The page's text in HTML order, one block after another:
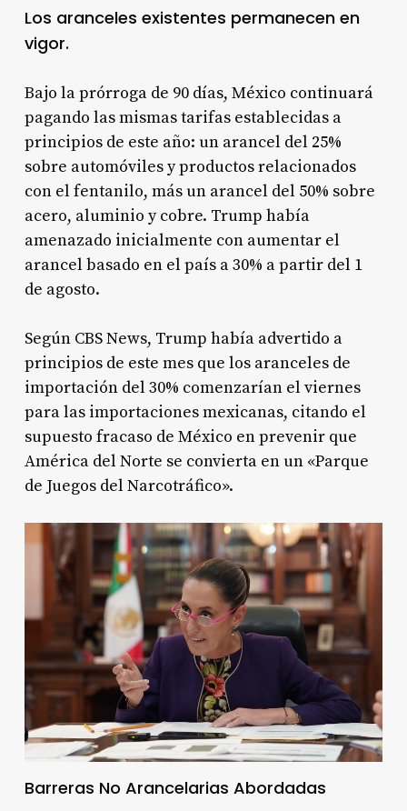
Los aranceles existentes permanecen en
vigor.
Bajo la prórroga de 90 días, México continuará
pagando las mismas tarifas establecidas a
principios de este año: un arancel del 25%
sobre automóviles y productos relacionados
con el fentanilo, más un arancel del 50% sobre
acero, aluminio y cobre. Trump había
amenazado inicialmente con aumentar el
arancel basado en el país a 30% a partir del 1
de agosto.
Según CBS News, Trump había advertido a
principios de este mes que los aranceles de
importación del 30% comenzarían el viernes
para las importaciones mexicanas, citando el
supuesto fracaso de México en prevenir que
América del Norte se convierta en un «Parque
de Juegos del Narcotráfico».
Barreras No Arancelarias Abordadas